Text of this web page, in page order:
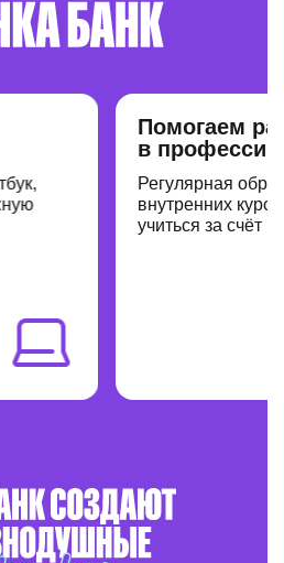
Помогаем расти
в профессии
Регулярная обратная
внутренних курсов и
учиться за счёт